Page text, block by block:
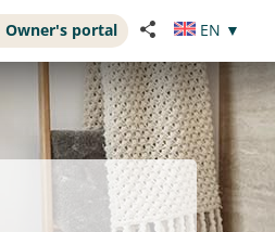
Owner's portal EN ▼